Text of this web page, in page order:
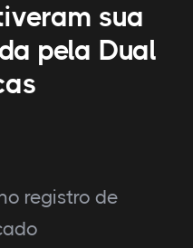
sua
pela Dual
registro de